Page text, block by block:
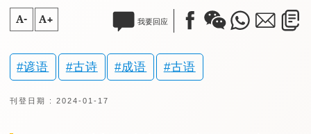
A- A+ 我要回应
谚语 古诗 成语 古语
刊登日期 : 2024-01-17